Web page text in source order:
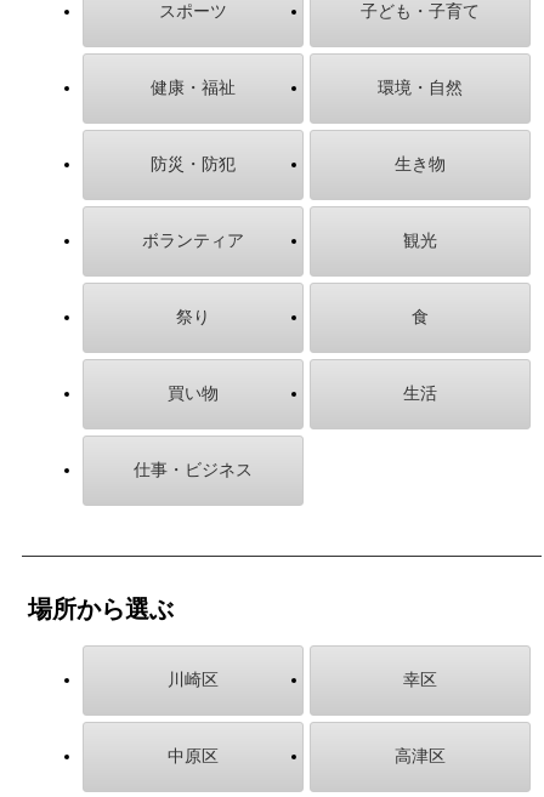
スポーツ 子ども・子育て
健康・福祉 環境・自然
防災・防犯 生き物
ボランティア 観光
祭り 食
買い物 生活
仕事・ビジネス
場所から選ぶ
川崎区 幸区
中原区 高津区